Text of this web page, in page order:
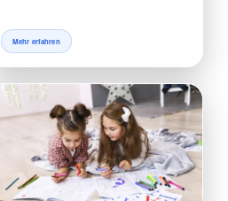
Mehr erfahren